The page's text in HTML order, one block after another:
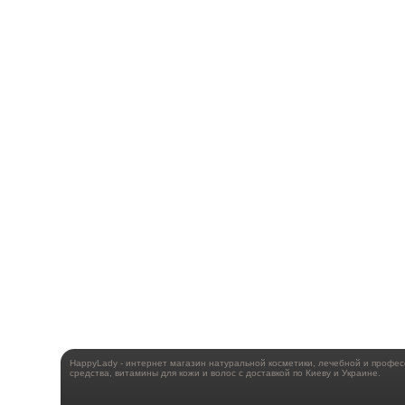
HappyLady - интернет магазин натуральной косметики, лечебной и
средства, витамины для кожи и волос с доставкой по Киеву и Украине.